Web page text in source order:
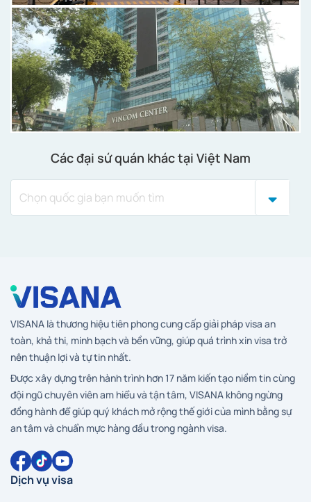
Các đại sứ quán khác tại Việt Nam
VISANA là thương hiệu tiên phong cung cấp giải pháp visa an
toàn, khả thi, minh bạch và bền vững, giúp quá trình xin visa trở
nên thuận lợi và tự tin nhất.
Được xây dựng trên hành trình hơn 17 năm kiến tạo niềm tin cùng
đội ngũ chuyên viên am hiểu và tận tâm, VISANA không ngừng
đồng hành để giúp quý khách mở rộng thế giới của mình bằng sự
an tâm và chuẩn mực hàng đầu trong ngành visa.
Dịch vụ visa